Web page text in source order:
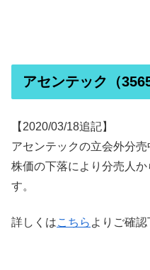
アセンテック（
【2020/03/18追記】
アセンテックの立会外分売
株価の下落により分売人
す。
詳しくはこちら よりご確認